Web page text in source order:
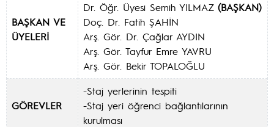
BAŞKAN VE
ÜYELERİ
Dr. Öğr. Üyesi Semih YILMAZ (BAŞKAN)
Doç. Dr. Fatih ŞAHİN
Arş. Gör. Dr. Çağlar AYDIN
Arş. Gör. Tayfur Emre YAVRU
Arş. Gör. Bekir TOPALOĞLU
GÖREVLER
-Staj yerlerinin tespiti
-Staj yeri öğrenci bağlantılarının
kurulması